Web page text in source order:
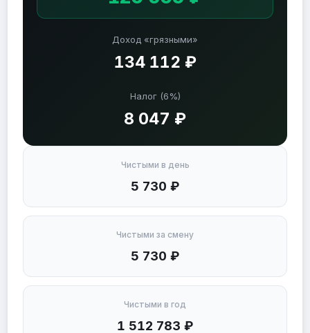
Доход «грязными»
134 112 ₽
Налог (6%)
8 047 ₽
Чистыми в день
5 730 ₽
Чистыми за смену
5 730 ₽
Чистыми в год
1 512 783 ₽